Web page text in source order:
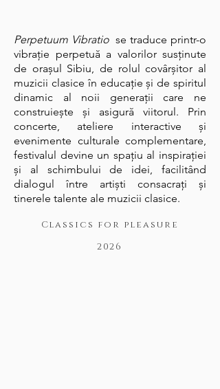
Perpetuum Vibratiose traduce printr-o
vibrație perpetuă a valorilor susținute
de orașul Sibiu, de rolul covârșitor al
muzicii clasice în educație și de spiritul
dinamic al noii generații care ne
construiește și asigură viitorul. Prin
concerte, ateliere interactive și
evenimente culturale complementare,
festivalul devine un spațiu al inspirației
și al schimbului de idei, facilitând
dialogul între artiști consacrați și
tinerele talente ale muzicii clasice.
Classics for pleasure
2026